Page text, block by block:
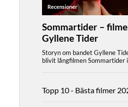
Topp 10 - Bästa filmer